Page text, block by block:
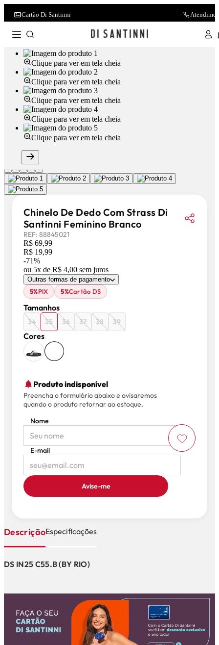
Cartão Di Santinni
Clique para ver em tela cheia
Clique para ver em tela cheia
Clique para ver em tela cheia
Clique para ver em tela cheia
Clique para ver em tela cheia
Chinelo De Dedo Com Strass Di
Santinni Feminino Branco
REF: 88845021
R$ 69,99
R$ 19,99
-71%
ou 5x de R$ 4,00 sem juros
Outras formas de pagamento
5%PIX 5%Cartão DS
Tamanhos
34 35 36 37 38 39
Cores
Produto indisponível
Preencha o formulário abaixo e avisaremos
quando o produto retornar ao estoque.
Nome
E-mail
Avise-me
DescriçãoEspecificações
DS IN25 C55.B (BY RIO)